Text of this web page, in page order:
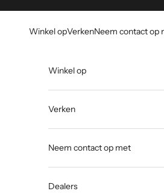
Winkel opVerkenNeem contact op
Winkel op
Verken
Neem contact op met
Dealers